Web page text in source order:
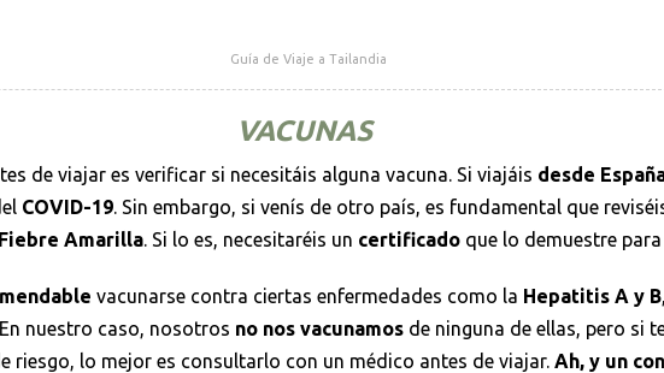
Guía de Viaje a Tailandia
VACUNAS
de viajar es verificar si necesitáis alguna vacuna. Si viajáis desde
COVID-19. Sin embargo, si venís de otro país, es fundamental que
Fiebre Amarilla. Si lo es, necesitaréis un certificado que lo demuestre
vacunarse contra ciertas enfermedades como la Hepatitis A y B,
nuestro caso, nosotros no nos vacunamos de ninguna de ellas, pero si
riesgo, lo mejor es consultarlo con un médico antes de viajar. Ah, y un